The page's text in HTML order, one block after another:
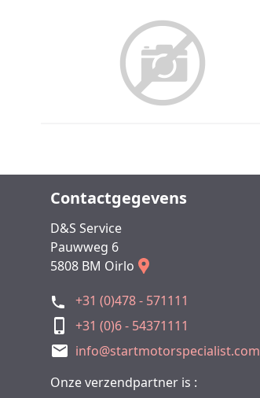
Contactgegevens
D&S Service
Pauwweg 6
5808 BM Oirlo
+31 (0)478 - 571111
+31 (0)6 - 54371111
info@startmotorspecialist.com
Onze verzendpartner is :